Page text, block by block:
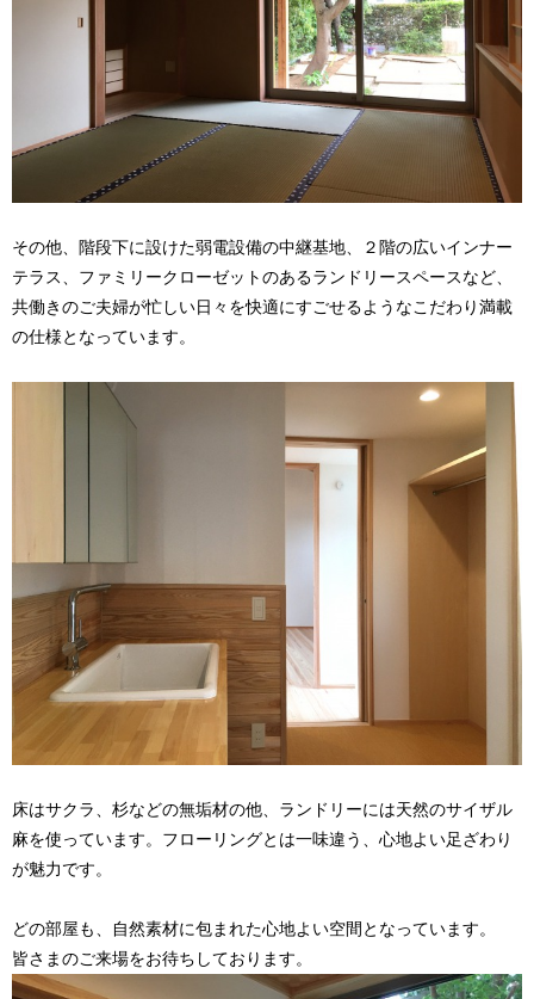
その他、階段下に設けた弱電設備の中継基地、２階の広いインナー
テラス、ファミリークローゼットのあるランドリースペースなど、
共働きのご夫婦が忙しい日々を快適にすごせるようなこだわり満載
の仕様となっています。
床はサクラ、杉などの無垢材の他、ランドリーには天然のサイザル
麻を使っています。フローリングとは一味違う、心地よい足ざわり
が魅力です。
どの部屋も、自然素材に包まれた心地よい空間となっています。
皆さまのご来場をお待ちしております。